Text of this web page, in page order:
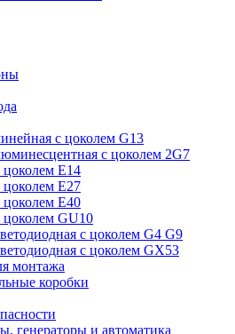
с цоколем G13
с цоколем 2G7
E14
E27
E40
GU10
с цоколем G4 G9
с цоколем GX53
монтажа
коробки
генераторы и автоматика